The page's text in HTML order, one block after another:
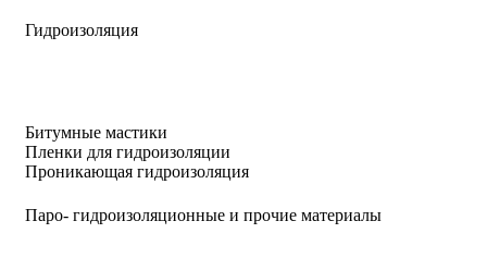
Гидроизоляция
Битумные мастики
Пленки для гидроизоляции
Проникающая гидроизоляция
Паро- гидроизоляционные и прочие материалы